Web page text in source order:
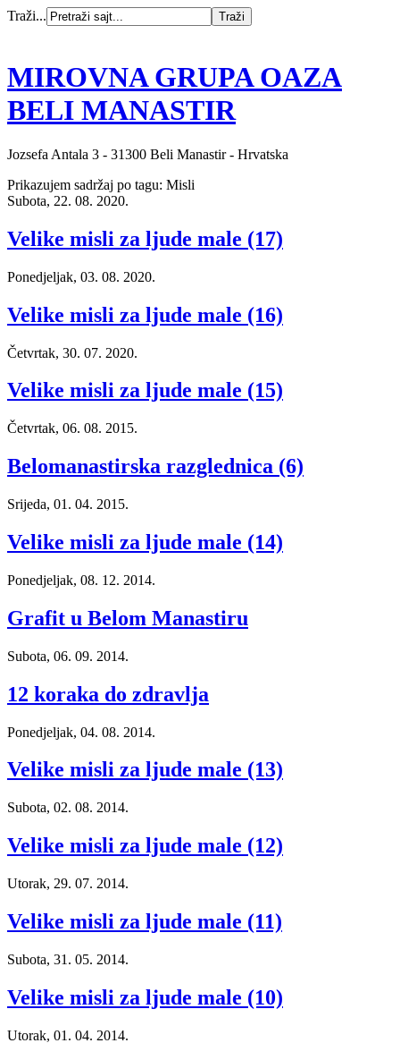
Traži...
MIROVNA GRUPA OAZA
BELI MANASTIR
Jozsefa Antala 3 - 31300 Beli Manastir - Hrvatska
Prikazujem sadržaj po tagu: Misli
Subota, 22. 08. 2020.
Velike misli za ljude male (17)
Ponedjeljak, 03. 08. 2020.
Velike misli za ljude male (16)
Četvrtak, 30. 07. 2020.
Velike misli za ljude male (15)
Četvrtak, 06. 08. 2015.
Belomanastirska razglednica (6)
Srijeda, 01. 04. 2015.
Velike misli za ljude male (14)
Ponedjeljak, 08. 12. 2014.
Grafit u Belom Manastiru
Subota, 06. 09. 2014.
12 koraka do zdravlja
Ponedjeljak, 04. 08. 2014.
Velike misli za ljude male (13)
Subota, 02. 08. 2014.
Velike misli za ljude male (12)
Utorak, 29. 07. 2014.
Velike misli za ljude male (11)
Subota, 31. 05. 2014.
Velike misli za ljude male (10)
Utorak, 01. 04. 2014.